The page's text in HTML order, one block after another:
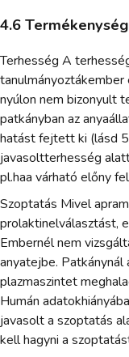
4.6
Terhesség A
nyúlon nem bizonyult
patkányban az
hatást fejtett ki (lásd
javasoltterhesség
pl.haa várható előny
Szoptatás Mivel
prolaktinelválasztást,
Embernél nem
anyatejbe.
plazmaszintet
Humán
javasolt a szoptatás
kell hagyni a